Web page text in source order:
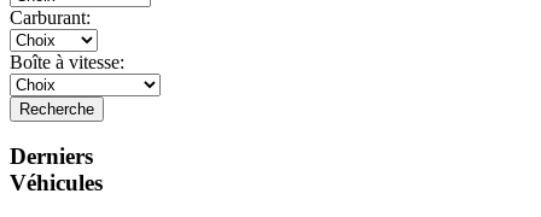
Carburant:
Boîte à vitesse:
Recherche
Derniers
Véhicules